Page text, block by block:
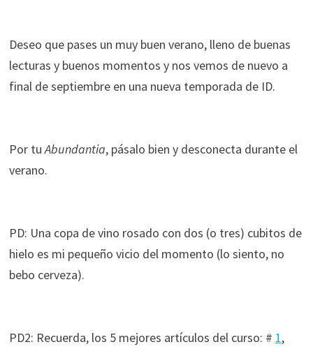
Deseo que pases un muy buen verano, lleno de buenas
lecturas y buenos momentos y nos vemos de nuevo a
final de septiembre en una nueva temporada de ID.
Por tuAbundantia, pásalo bien y desconecta durante el
verano.
PD: Una copa de vino rosado con dos (o tres) cubitos de
hielo es mi pequeño vicio del momento (lo siento, no
bebo cerveza).
PD2: Recuerda, los 5 mejores artículos del curso: # 1,